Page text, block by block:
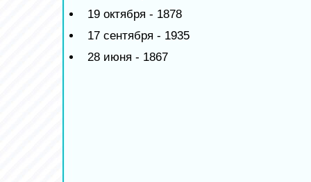
19 октября - 1878
17 сентября - 1935
28 июня - 1867